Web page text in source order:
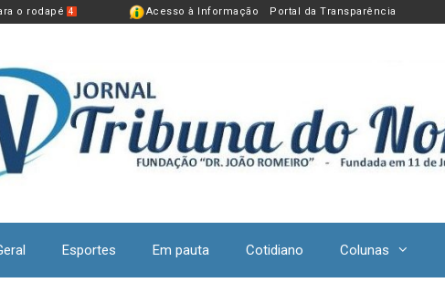
o rodapé 4 Acesso à Informação Portal da Transparência
Esportes Em pauta Cotidiano Colunas